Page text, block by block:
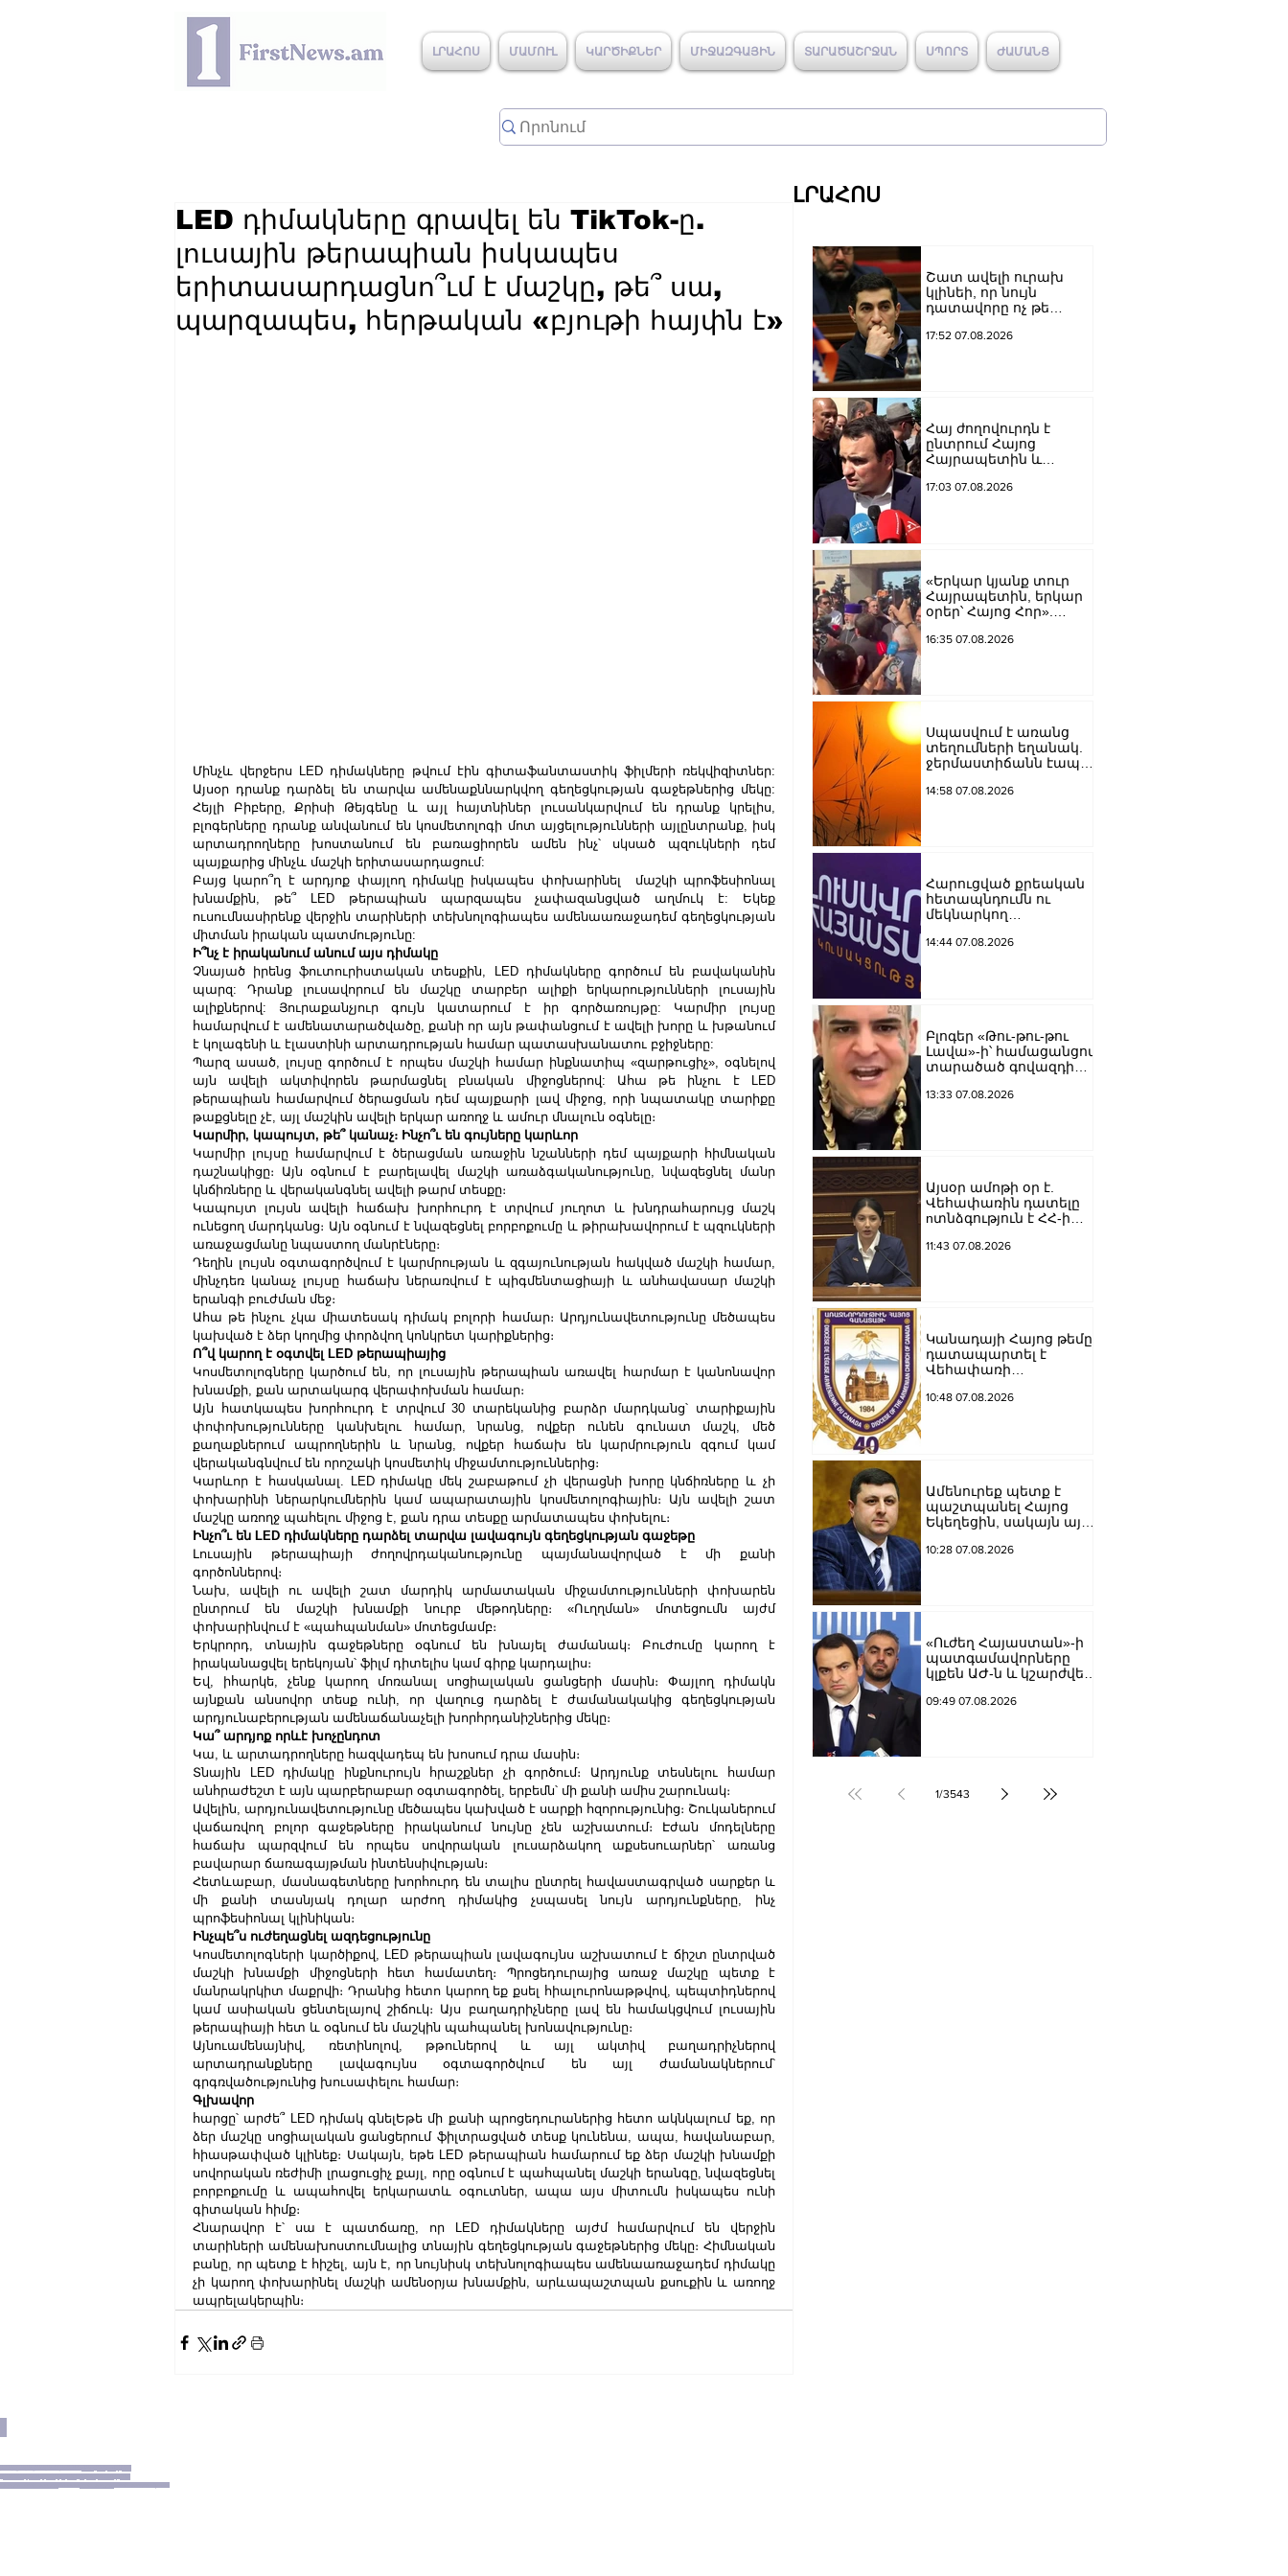
ԼՐԱՀՈՍ ՄԱՄՈՒԼ ԿԱՐԾԻՔՆԵՐ ՄԻՋԱԶԳԱՅԻՆ ՏԱՐԱԾԱՇՐՋԱՆ ՍՊՈՐՏ ԺԱՄԱՆՑ
LED դիմակները գրավել են TikTok-ը.
լուսային թերապիան իսկապես
երիտասարդացնո՞ւմ է մաշկը, թե՞ սա,
պարզապես, հերթական «բյութի հայփն է»
Մինչև վերջերս LED դիմակները թվում էին գիտաֆանտաստիկ ֆիլմերի ռեկվիզիտներ:
Այսօր դրանք դարձել են տարվա ամենաքննարկվող գեղեցկության գաջեթներից մեկը:
Հեյլի Բիբերը, Քրիսի Թեյգենը և այլ հայտնիներ լուսանկարվում են դրանք կրելիս,
բլոգերները դրանք անվանում են կոսմետոլոգի մոտ այցելությունների այլընտրանք, իսկ
արտադրողները խոստանում են բառացիորեն ամեն ինչ՝ սկսած պզուկների դեմ
պայքարից մինչև մաշկի երիտասարդացում:
Բայց կարո՞ղ է արդյոք փայլող դիմակը իսկապես փոխարինել  ​​մաշկի պրոֆեսիոնալ
խնամքին, թե՞ LED թերապիան պարզապես չափազանցված աղմուկ է: Եկեք
ուսումնասիրենք վերջին տարիների տեխնոլոգիապես ամենաառաջադեմ գեղեցկության
միտման իրական պատմությունը:
Ի՞նչ է իրականում անում այս դիմակը
Չնայած իրենց ֆուտուրիստական ​​տեսքին, LED դիմակները գործում են բավականին
պարզ: Դրանք լուսավորում են մաշկը տարբեր ալիքի երկարությունների լուսային
ալիքներով: Յուրաքանչյուր գույն կատարում է իր գործառույթը: Կարմիր լույսը
համարվում է ամենատարածվածը, քանի որ այն թափանցում է ավելի խորը և խթանում
է կոլագենի և էլաստինի արտադրության համար պատասխանատու բջիջները:
Պարզ ասած, լույսը գործում է որպես մաշկի համար ինքնատիպ «զարթուցիչ», օգնելով
այն ավելի ակտիվորեն թարմացնել բնական միջոցներով: Ահա թե ինչու է LED
թերապիան համարվում ծերացման դեմ պայքարի լավ միջոց, որի նպատակը տարիքը
թաքցնելը չէ, այլ մաշկին ավելի երկար առողջ և ամուր մնալուն օգնելը։
Կարմիր, կապույտ, թե՞ կանաչ։ Ինչո՞ւ են գույները կարևոր
Կարմիր լույսը համարվում է ծերացման առաջին նշանների դեմ պայքարի հիմնական
դաշնակիցը։ Այն օգնում է բարելավել մաշկի առաձգականությունը, նվազեցնել մանր
կնճիռները և վերականգնել ավելի թարմ տեսքը։
Կապույտ լույսն ավելի հաճախ խորհուրդ է տրվում յուղոտ և խնդրահարույց մաշկ
ունեցող մարդկանց։ Այն օգնում է նվազեցնել բորբոքումը և թիրախավորում է պզուկների
առաջացմանը նպաստող մանրէները։
Դեղին լույսն օգտագործվում է կարմրության և զգայունության հակված մաշկի համար,
մինչդեռ կանաչ լույսը հաճախ ներառվում է պիգմենտացիայի և անհավասար մաշկի
երանգի բուժման մեջ։
Ահա թե ինչու չկա միատեսակ դիմակ բոլորի համար։ Արդյունավետությունը մեծապես
կախված է ձեր կողմից փորձվող կոնկրետ կարիքներից։
Ո՞վ կարող է օգտվել LED թերապիայից
Կոսմետոլոգները կարծում են, որ լուսային թերապիան առավել հարմար է կանոնավոր
խնամքի, քան արտակարգ վերափոխման համար։
Այն հատկապես խորհուրդ է տրվում 30 տարեկանից բարձր մարդկանց՝ տարիքային
փոփոխությունները կանխելու համար, նրանց, ովքեր ունեն գունատ մաշկ, մեծ
քաղաքներում ապրողներին և նրանց, ովքեր հաճախ են կարմրություն զգում կամ
վերականգնվում են որոշակի կոսմետիկ միջամտություններից։
Կարևոր է հասկանալ. LED դիմակը մեկ շաբաթում չի վերացնի խորը կնճիռները և չի
փոխարինի ներարկումներին կամ ապարատային կոսմետոլոգիային։ Այն ավելի շատ
մաշկը առողջ պահելու միջոց է, քան դրա տեսքը արմատապես փոխելու։
Ինչո՞ւ են LED դիմակները դարձել տարվա լավագույն գեղեցկության գաջեթը
Լուսային թերապիայի ժողովրդականությունը պայմանավորված է մի քանի
գործոններով։
Նախ, ավելի ու ավելի շատ մարդիկ արմատական ​​միջամտությունների փոխարեն
ընտրում են մաշկի խնամքի նուրբ մեթոդները։ «Ուղղման» մոտեցումն այժմ
փոխարինվում է «պահպանման» մոտեցմամբ։
Երկրորդ, տնային գաջեթները օգնում են խնայել ժամանակ։ Բուժումը կարող է
իրականացվել երեկոյան՝ ֆիլմ դիտելիս կամ գիրք կարդալիս։
Եվ, իհարկե, չենք կարող մոռանալ սոցիալական ցանցերի մասին։ Փայլող դիմակն
այնքան անսովոր տեսք ունի, որ վաղուց դարձել է ժամանակակից գեղեցկության
արդյունաբերության ամենաճանաչելի խորհրդանիշներից մեկը։
Կա՞ արդյոք որևէ խոչընդոտ
Կա, և արտադրողները հազվադեպ են խոսում դրա մասին։
Տնային LED դիմակը ինքնուրույն հրաշքներ չի գործում։ Արդյունք տեսնելու համար
անհրաժեշտ է այն պարբերաբար օգտագործել, երբեմն՝ մի քանի ամիս շարունակ։
Ավելին, արդյունավետությունը մեծապես կախված է սարքի հզորությունից։ Շուկաներում
վաճառվող բոլոր գաջեթները իրականում նույնը չեն աշխատում։ Էժան մոդելները
հաճախ պարզվում են որպես սովորական լուսարձակող աքսեսուարներ՝ առանց
բավարար ճառագայթման ինտենսիվության։
Հետևաբար, մասնագետները խորհուրդ են տալիս ընտրել հավաստագրված սարքեր և
մի քանի տասնյակ դոլար արժող դիմակից չսպասել նույն արդյունքները, ինչ
պրոֆեսիոնալ կլինիկան։
Ինչպե՞ս ուժեղացնել ազդեցությունը
Կոսմետոլոգների կարծիքով, LED թերապիան լավագույնս աշխատում է ճիշտ ընտրված
մաշկի խնամքի միջոցների հետ համատեղ։ Պրոցեդուրայից առաջ մաշկը պետք է
մանրակրկիտ մաքրվի։ Դրանից հետո կարող եք քսել հիալուրոնաթթվով, պեպտիդներով
կամ ասիական ցենտելայով շիճուկ։ Այս բաղադրիչները լավ են համակցվում լուսային
թերապիայի հետ և օգնում են մաշկին պահպանել խոնավությունը։
Այնուամենայնիվ, ռետինոլով, թթուներով և այլ ակտիվ բաղադրիչներով
արտադրանքները լավագույնս օգտագործվում են այլ ժամանակներում՝
գրգռվածությունից խուսափելու համար։
Գլխավոր
հարցը՝ արժե՞ LED դիմակ գնելԵթե ​​մի քանի պրոցեդուրաներից հետո ակնկալում եք, որ
ձեր մաշկը սոցիալական ցանցերում ֆիլտրացված տեսք կունենա, ապա, հավանաբար,
հիասթափված կլինեք։ Սակայն, եթե LED թերապիան համարում եք ձեր մաշկի խնամքի
սովորական ռեժիմի լրացուցիչ քայլ, որը օգնում է պահպանել մաշկի երանգը, նվազեցնել
բորբոքումը և ապահովել երկարատև օգուտներ, ապա այս միտումն իսկապես ունի
գիտական ​​հիմք։
Հնարավոր է՝ սա է պատճառը, որ LED դիմակները այժմ համարվում են վերջին
տարիների ամենախոստումնալից տնային գեղեցկության գաջեթներից մեկը։ Հիմնական
բանը, որ պետք է հիշել, այն է, որ նույնիսկ տեխնոլոգիապես ամենաառաջադեմ դիմակը
չի կարող փոխարինել մաշկի ամենօրյա խնամքին, արևապաշտպան քսուքին և առողջ
ապրելակերպին։
ԼՐԱՀՈՍ
Շատ ավելի ուրախ
կլինեի, որ նույն
դատավորը ոչ թե
կարճեր քրեական
17:52 07.08.2026
Հայ ժողովուրդն է
ընտրում Հայոց
Հայրապետին և
ընթացակարգ չկա, չի էլ
17:03 07.08.2026
«Երկար կյանք տուր
Հայրապետին, երկար
օրեր՝ Հայոց Հոր».
դատարանի բակում
16:35 07.08.2026
Սպասվում է առանց
տեղումների եղանակ.
ջերմաստիճանն էապես
14:58 07.08.2026
Հարուցված քրեական
հետապնդումն ու
մեկնարկող
վերջին տարիներին
խայտառակ
հանգրվանն է.
Լուսավոր Հայաստան
14:44 07.08.2026
Բլոգեր «Թու-թու-թու
Լավա»-ի՝ համացանցով
տարածած գովազդի
ոստիկանությունը
13:33 07.08.2026
Այսօր ամոթի օր է.
Վեհափառին դատելը
nտնձգություն է ՀՀ-ի
նկատմամբ.
11:43 07.08.2026
Կանադայի Հայոց թեմը
դատապարտել է
Վեհափառի
հետապնդումը
10:48 07.08.2026
Ամենուրեք պետք է
պաշտպանել Հայոց
Եկեղեցին, սակայն այս
հանդարտվելու և
10:28 07.08.2026
«Ուժեղ Հայաստան»-ի
պատգամավորները
կլքեն ԱԺ-ն և կշարժվեն
09:49 07.08.2026
1/3543